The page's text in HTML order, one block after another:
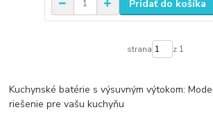
Pridať do košíka
strana z 1
Kuchynské batérie s výsuvným výtokom:
riešenie pre vašu kuchyňu